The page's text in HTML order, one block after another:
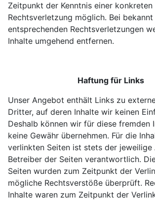
Zeitpunkt der Kenntnis einer konkreten
Rechtsverletzung möglich. Bei
entsprechenden Rechtsverletzungen
Inhalte umgehend entfernen.
Haftung für Links
Unser Angebot enthält Links zu
Dritter, auf deren Inhalte wir keinen
Deshalb können wir für diese fremden
keine Gewähr übernehmen. Für die
verlinkten Seiten ist stets der
Betreiber der Seiten verantwortlich.
Seiten wurden zum Zeitpunkt der
mögliche Rechtsverstöße überprüft.
Inhalte waren zum Zeitpunkt der